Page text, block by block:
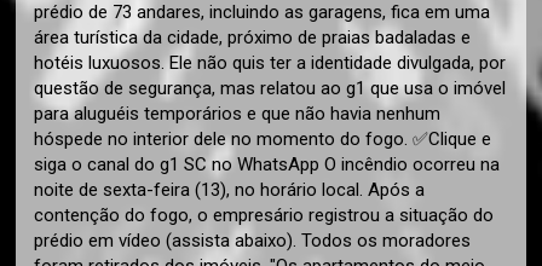
prédio de 73 andares, incluindo as garagens, fica em uma
área turística da cidade, próximo de praias badaladas e
hotéis luxuosos. Ele não quis ter a identidade divulgada, por
questão de segurança, mas relatou ao g1 que usa o imóvel
para aluguéis temporários e que não havia nenhum
hóspede no interior dele no momento do fogo. ✅Clique e
siga o canal do g1 SC no WhatsApp O incêndio ocorreu na
noite de sexta-feira (13), no horário local. Após a
contenção do fogo, o empresário registrou a situação do
prédio em vídeo (assista abaixo). Todos os moradores